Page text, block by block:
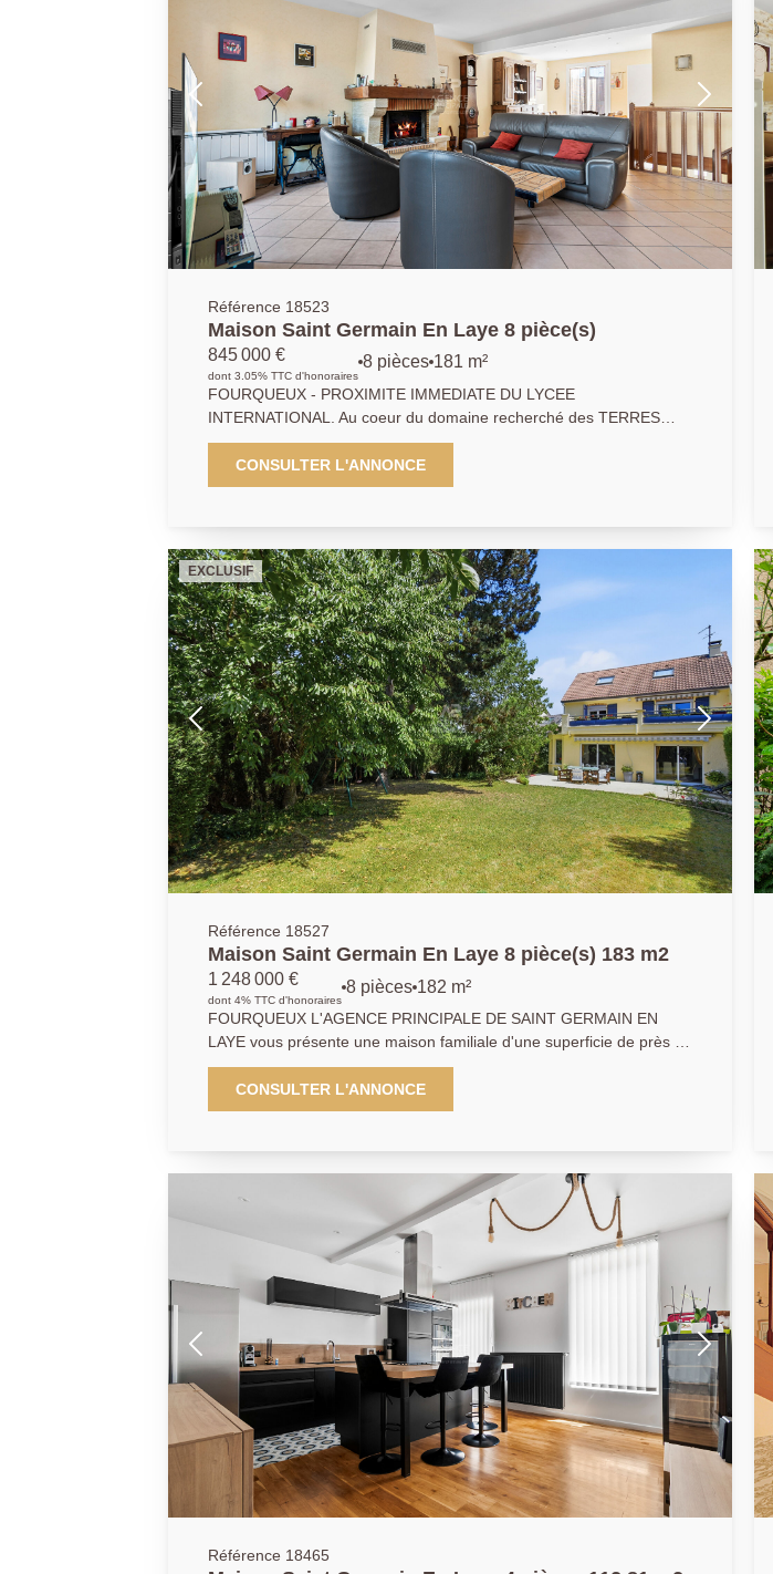
Référence 18523
Maison Saint Germain En Laye 8 pièce(s)
845 000 €
dont 3.05% TTC d'honoraires
8 pièces 181 m²
FOURQUEUX - PROXIMITE IMMEDIATE DU LYCEE
INTERNATIONAL. Au coeur du domaine recherché des TERRES
FLEURIES, au calme d'une impasse, L'AGENCE PRINCIPALE DE
SAINT GERMAIN EN LAYE vous propose une maison contemporaine
de plus de 180 m2 au sol (157 m2 habitables). Elle se compose
bénéficier de cinq chambres dont deux suites parentales en rez de
jardin. Un grand garage (2 voitures) et un bel espace de rangement
en sous sol de près de 70 m2 complètent le bien. PRODUIT RARE
en très bon état
CONSULTER L'ANNONCE
EXCLUSIF
Référence 18527
Maison Saint Germain En Laye 8 pièce(s) 183 m2
1 248 000 €
dont 4% TTC d'honoraires
8 pièces 182 m²
FOURQUEUX L'AGENCE PRINCIPALE DE SAINT GERMAIN EN
LAYE vous présente une maison familiale d'une superficie de près de
183 m2 habitables et 240 m2 au sol disposant de cinq chambres.
Située à deux pas du lycée international, au coeur d'un
environnement calme et verdoyant vous profiterez d''un séjour
vous offre une terrasse de plus de 30 m2 sans vis à vis qui domine
un environnement verdoyant et boisé. Ses deux salles de bains et sa
salle d'eau permettront à une grande famille de s'installer sans
contrainte. Produit rare et d'exception. Belle opportunité.
CONSULTER L'ANNONCE
Référence 18465